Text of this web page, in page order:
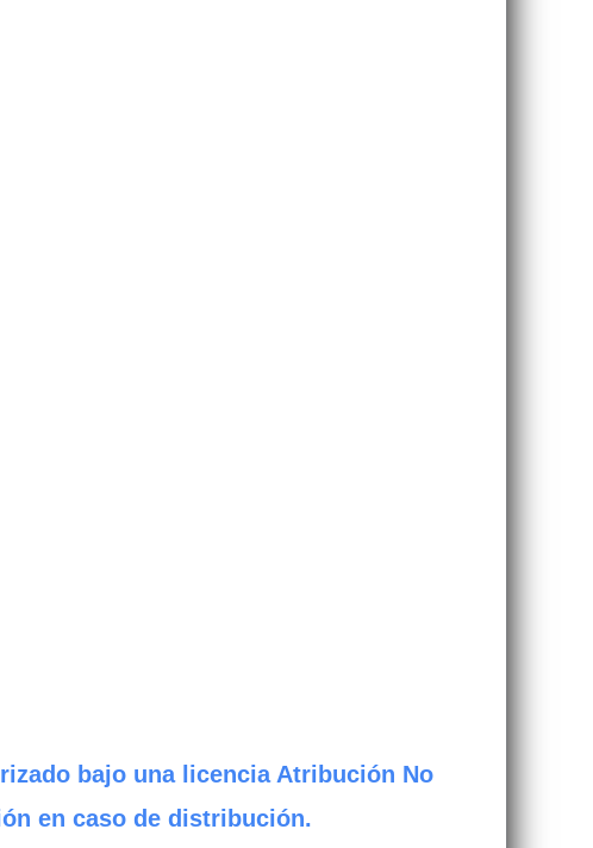
bajo una licencia Atribución No
en caso de distribución.